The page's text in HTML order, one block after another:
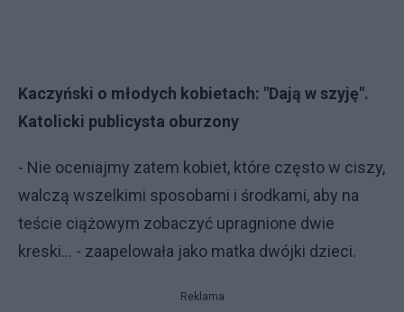
Kaczyński o młodych kobietach: "Dają w szyję".
Katolicki publicysta oburzony
- Nie oceniajmy zatem kobiet, które często w ciszy,
walczą wszelkimi sposobami i środkami, aby na
teście ciążowym zobaczyć upragnione dwie
kreski… - zaapelowała jako matka dwójki dzieci.
Reklama